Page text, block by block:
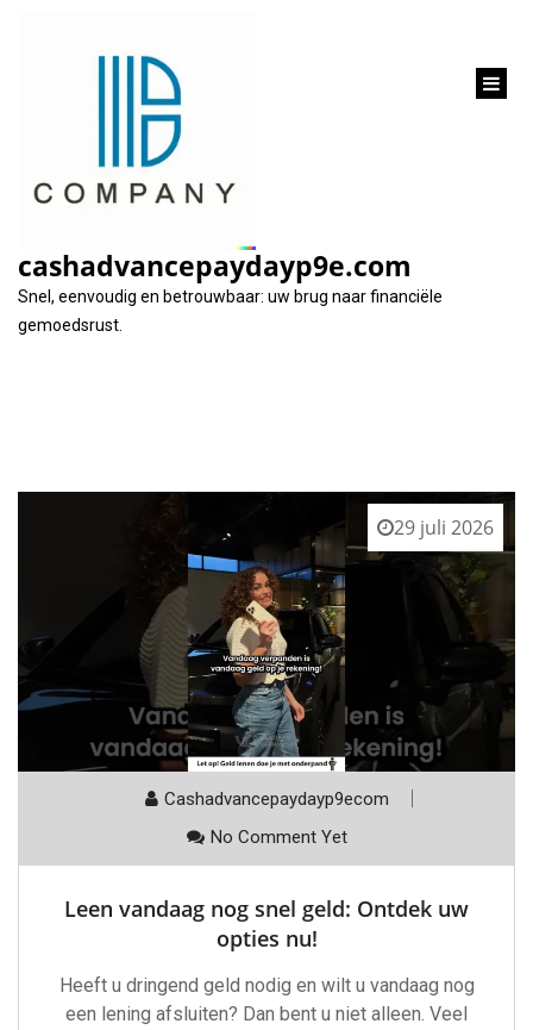
cashadvancepaydayp9e.com
Snel, eenvoudig en betrouwbaar: uw brug naar financiële
gemoedsrust.
Tag: verantwoordelijk lenen
29 juli 2026
Cashadvancepaydayp9ecom
No Comment Yet
Leen vandaag nog snel geld: Ontdek uw
opties nu!
Heeft u dringend geld nodig en wilt u vandaag nog
een lening afsluiten? Dan bent u niet alleen. Veel